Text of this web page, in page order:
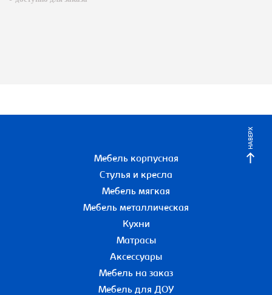
НАВЕРХ
Мебель корпусная
Стулья и кресла
Мебель мягкая
Мебель металлическая
Кухни
Матрасы
Аксессуары
Мебель на заказ
Мебель для ДОУ